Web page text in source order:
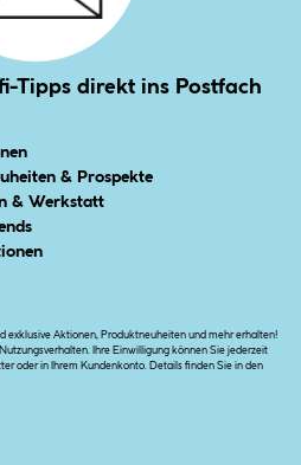
Tipps direkt ins Postfach
& Prospekte
& Werkstatt
exklusive Aktionen, Produktneuheiten und mehr erhalten!
Ihre Einwilligung können Sie jederzeit
oder in Ihrem Kundenkonto. Details finden Sie in den